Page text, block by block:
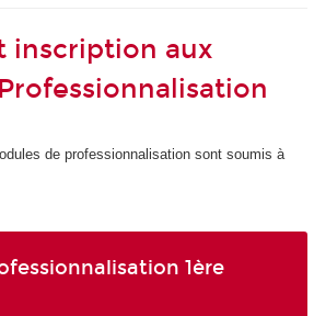
inscription aux
de professionnalisation sont soumis à
1ère